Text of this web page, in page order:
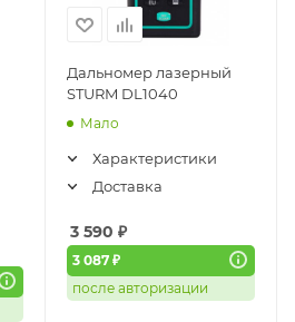
Дальномер лазерный
STURM DL1040
Мало
Характеристики
Доставка
3 590 ₽
3 087 ₽
после авторизации